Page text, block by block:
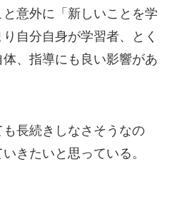
意外に「新しいことを学
自分自身が学習者、とく
、指導にも良い影響があ
長続きしなさそうなの
きたいと思っている。